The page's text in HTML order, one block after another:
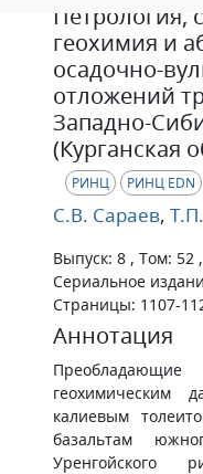
Петрология,
геохимия и
осадочно-
отложений
Западно-
(Курганская
РИНЦ РИНЦ EDN
С.В. Сараев,
Выпуск: 8 , Том: 52
Сериальное
Страницы: 1107-
Аннотация
геохимическим
калиевым
базальтам
Уренгойского